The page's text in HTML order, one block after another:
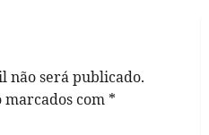
não será publicado.
marcados com *